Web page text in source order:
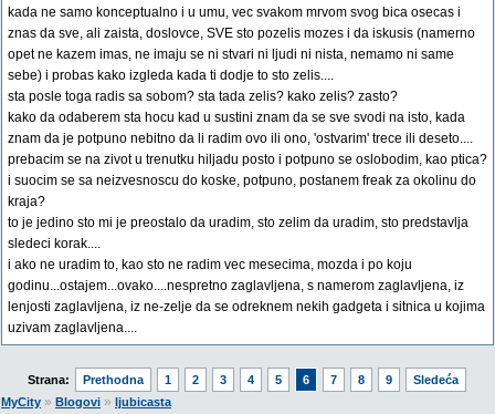
kada ne samo konceptualno i u umu, vec svakom mrvom svog bica osecas i
znas da sve, ali zaista, doslovce, SVE sto pozelis mozes i da iskusis (namerno
opet ne kazem imas, ne imaju se ni stvari ni ljudi ni nista, nemamo ni same
sebe) i probas kako izgleda kada ti dodje to sto zelis....
sta posle toga radis sa sobom? sta tada zelis? kako zelis? zasto?
kako da odaberem sta hocu kad u sustini znam da se sve svodi na isto, kada
znam da je potpuno nebitno da li radim ovo ili ono, 'ostvarim' trece ili deseto....
prebacim se na zivot u trenutku hiljadu posto i potpuno se oslobodim, kao ptica?
i suocim se sa neizvesnoscu do koske, potpuno, postanem freak za okolinu do
kraja?
to je jedino sto mi je preostalo da uradim, sto zelim da uradim, sto predstavlja
sledeci korak....
i ako ne uradim to, kao sto ne radim vec mesecima, mozda i po koju
godinu...ostajem...ovako....nespretno zaglavljena, s namerom zaglavljena, iz
lenjosti zaglavljena, iz ne-zelje da se odreknem nekih gadgeta i sitnica u kojima
uzivam zaglavljena....
Strana: Prethodna 1 2 3 4 5 6 7 8 9
Sledeća
MyCity » Blogovi » ljubicasta